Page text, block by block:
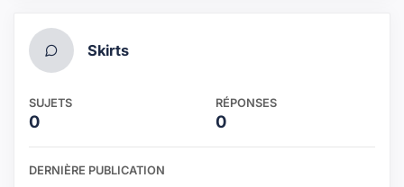
Skirts
SUJETS
0
RÉPONSES
0
DERNIÈRE PUBLICATION